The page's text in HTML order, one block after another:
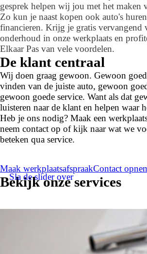
gesprek helpen wij jou met het maken
Zo kun je naast kopen ook auto's
financieren. Krijg je gratis vervangend
onderhoud in onze werkplaats en
Elkaar Pas van vele voordelen.
De klant centraal
Wij doen graag gewoon. Gewoon
vinden van de juiste auto, gewoon
gewoon goede service. Want als dat
luisteren naar de klant en helpen waar
Heb je ons nodig? Maak een
neem contact op of kijk naar wat we
beteken qua service.
Maak werkplaatsafspraakContact
Bekijk onze services
Sla de slider over